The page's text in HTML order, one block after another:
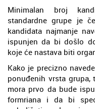
Minimalan broj
standardne grupe je
kandidata najmanje
ispunjen da bi došlo
koje će nastava biti
Kako je precizno
ponuđenih vrsta
mora prvo da bude
formriana i da bi